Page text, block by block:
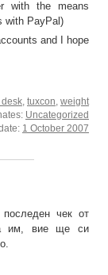
with the means
with PayPal)
and I hope
tuxcon weight
Uncategorized
1 October 2007
чек от
им, вие ще си